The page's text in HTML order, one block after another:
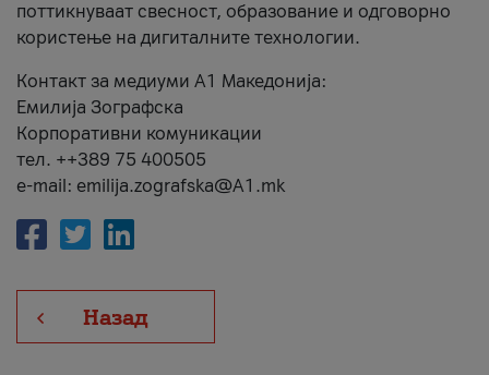
поттикнуваат свесност, образование и одговорно
користење на дигиталните технологии.
Контакт за медиуми А1 Македонија:
Емилија Зографска
Корпоративни комуникации
тел. ++389 75 400505
e-mail: emilija.zografska@A1.mk
Назад